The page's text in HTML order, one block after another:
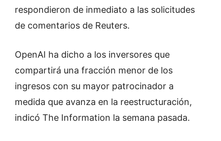
respondieron de inmediato a las solicitudes
de comentarios de Reuters.
OpenAI ha dicho a los inversores que
compartirá una fracción menor de los
ingresos con su mayor patrocinador a
medida que avanza en la reestructuración,
indicó The Information la semana pasada.